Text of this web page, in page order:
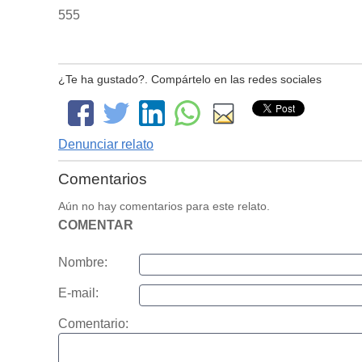
555
¿Te ha gustado?. Compártelo en las redes sociales
Denunciar relato
Comentarios
Aún no hay comentarios para este relato.
COMENTAR
Nombre:
E-mail:
Comentario: